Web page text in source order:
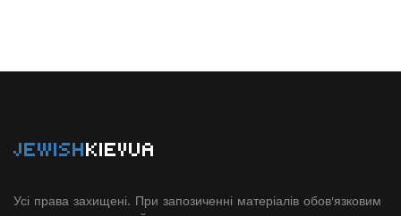
JEWISHKIEVUA
Усі права захищені. При запозиченні матеріалів обов'язковим